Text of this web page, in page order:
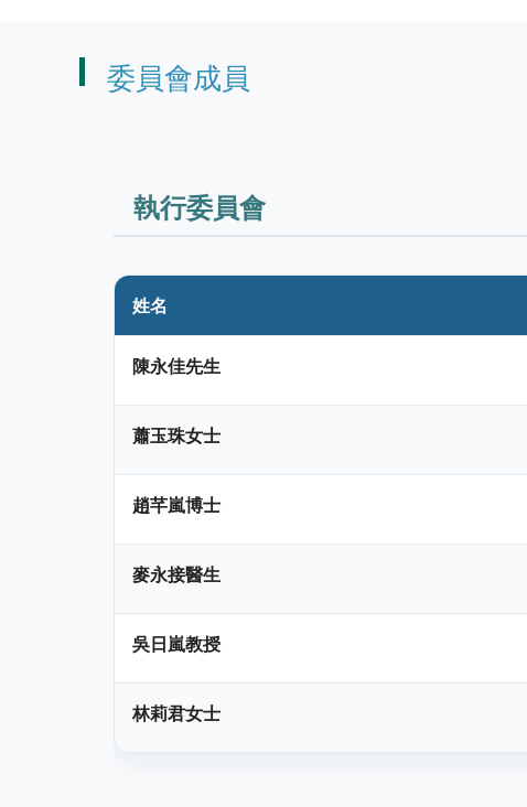
委員會成員
執行委員會
姓名
陳永佳先生
蕭玉珠女士
趙芊嵐博士
麥永接醫生
吳日嵐教授
林莉君女士